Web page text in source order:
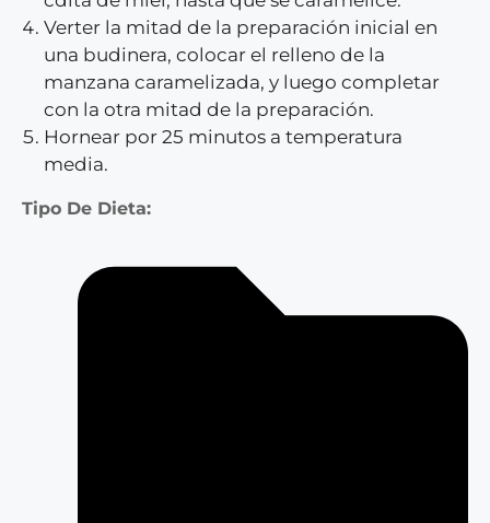
Verter la mitad de la preparación inicial en
una budinera, colocar el relleno de la
manzana caramelizada, y luego completar
con la otra mitad de la preparación.
Hornear por 25 minutos a temperatura
media.
Tipo De Dieta: